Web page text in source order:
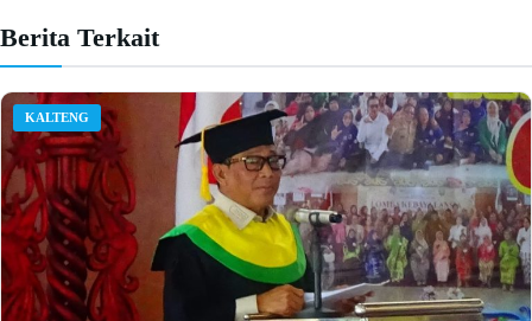
Berita Terkait
KALTENG